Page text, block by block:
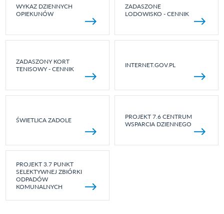
WYKAZ DZIENNYCH
OPIEKUNÓW
ZADASZONE
LODOWISKO - CENNIK
ZADASZONY KORT
TENISOWY - CENNIK
INTERNET.GOV.PL
ŚWIETLICA ZADOLE
PROJEKT 7.6 CENTRUM
WSPARCIA DZIENNEGO
PROJEKT 3.7 PUNKT
SELEKTYWNEJ ZBIÓRKI
ODPADÓW
KOMUNALNYCH